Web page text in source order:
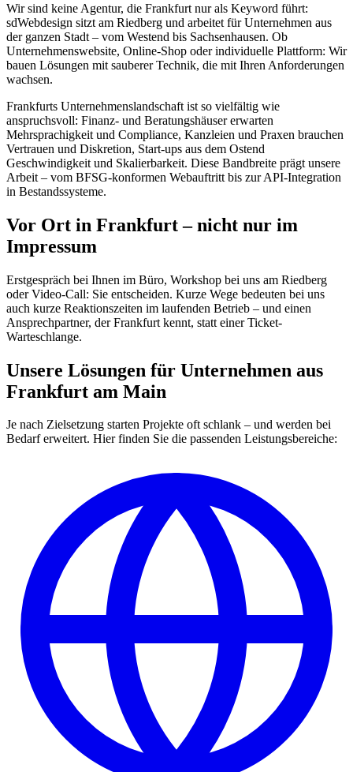
Wir sind keine Agentur, die Frankfurt nur als Keyword führt:
sdWebdesign sitzt am Riedberg und arbeitet für Unternehmen aus
der ganzen Stadt – vom Westend bis Sachsenhausen. Ob
Unternehmenswebsite, Online-Shop oder individuelle Plattform: Wir
bauen Lösungen mit sauberer Technik, die mit Ihren Anforderungen
wachsen.
Frankfurts Unternehmenslandschaft ist so vielfältig wie
anspruchsvoll: Finanz- und Beratungshäuser erwarten
Mehrsprachigkeit und Compliance, Kanzleien und Praxen brauchen
Vertrauen und Diskretion, Start-ups aus dem Ostend
Geschwindigkeit und Skalierbarkeit. Diese Bandbreite prägt unsere
Arbeit – vom BFSG-konformen Webauftritt bis zur API-Integration
in Bestandssysteme.
Vor Ort in Frankfurt – nicht nur im
Impressum
Erstgespräch bei Ihnen im Büro, Workshop bei uns am Riedberg
oder Video-Call: Sie entscheiden. Kurze Wege bedeuten bei uns
auch kurze Reaktionszeiten im laufenden Betrieb – und einen
Ansprechpartner, der Frankfurt kennt, statt einer Ticket-
Warteschlange.
Unsere Lösungen für Unternehmen aus
Frankfurt am Main
Je nach Zielsetzung starten Projekte oft schlank – und werden bei
Bedarf erweitert. Hier finden Sie die passenden Leistungsbereiche: